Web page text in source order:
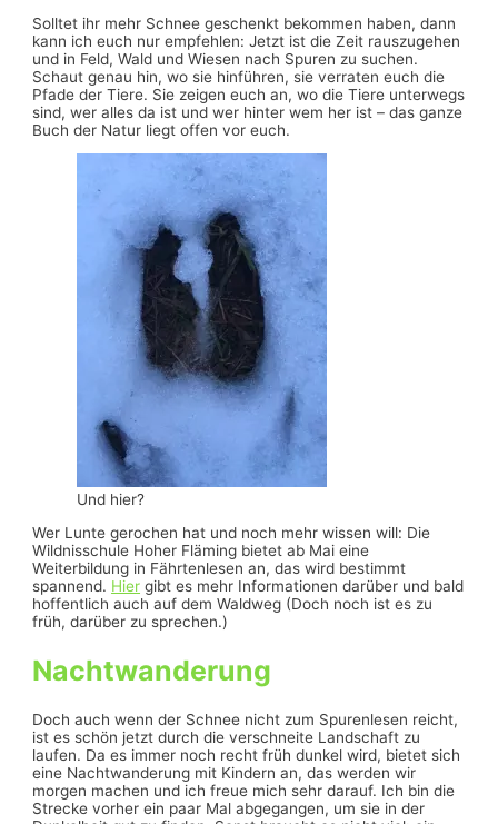
Solltet ihr mehr Schnee geschenkt bekommen haben, dann
kann ich euch nur empfehlen: Jetzt ist die Zeit rauszugehen
und in Feld, Wald und Wiesen nach Spuren zu suchen.
Schaut genau hin, wo sie hinführen, sie verraten euch die
Pfade der Tiere. Sie zeigen euch an, wo die Tiere unterwegs
sind, wer alles da ist und wer hinter wem her ist – das ganze
Buch der Natur liegt offen vor euch.
Und hier?
Wer Lunte gerochen hat und noch mehr wissen will: Die
Wildnisschule Hoher Fläming bietet ab Mai eine
Weiterbildung in Fährtenlesen an, das wird bestimmt
spannend. Hier gibt es mehr Informationen darüber und bald
hoffentlich auch auf dem Waldweg (Doch noch ist es zu
früh, darüber zu sprechen.)
Nachtwanderung
Doch auch wenn der Schnee nicht zum Spurenlesen reicht,
ist es schön jetzt durch die verschneite Landschaft zu
laufen. Da es immer noch recht früh dunkel wird, bietet sich
eine Nachtwanderung mit Kindern an, das werden wir
morgen machen und ich freue mich sehr darauf. Ich bin die
Strecke vorher ein paar Mal abgegangen, um sie in der